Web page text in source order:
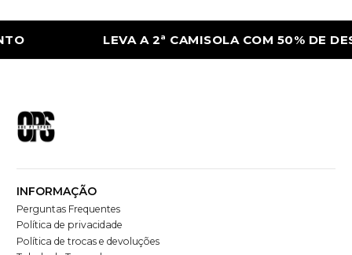
LEVA A 2ª CAMISOLA COM 50% DE
INFORMAÇÃO
Perguntas Frequentes
Política de privacidade
Política de trocas e devoluções